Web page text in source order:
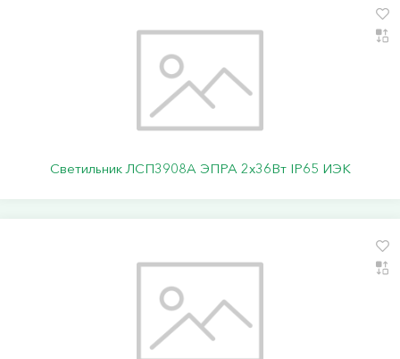
Светильник ЛСП3908A ЭПРА 2х36Вт IP65 ИЭК